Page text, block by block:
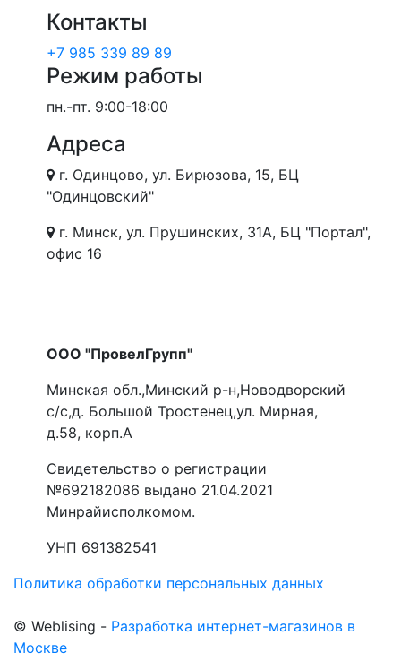
Контакты
+7 985 339 89 89
Режим работы
пн.-пт. 9:00-18:00
Адреса
г. Одинцово, ул. Бирюзова, 15, БЦ
"Одинцовский"
г. Минск, ул. Прушинских, 31А, БЦ "Портал",
офис 16
ООО "ПровелГрупп"
Минская обл.,Минский р-н,Новодворский
с/с,д. Большой Тростенец,ул. Мирная,
д.58, корп.А
Свидетельство о регистрации
№692182086 выдано 21.04.2021
Минрайисполкомом.
УНП 691382541
© Weblising - Разработка интернет-магазинов в
Москве
Политика обработки персональных данных